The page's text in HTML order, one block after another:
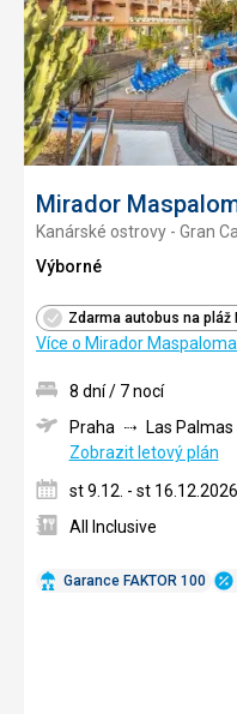
Mirador
Kanárské ostrovy - Gran
Výborné
Zdarma autobus na pláž
Více o Mirador
Garance FAKTOR 100
8 dní / 7 nocí
Praha
Las Palmas
Zobrazit letový plán
st 9.12. - st 16.12.2026
All Inclusive